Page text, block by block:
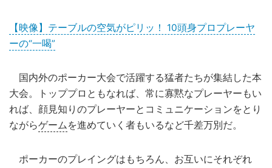
【映像】テーブルの空気がピリッ！ 10頭身プロプレーヤ
ーの“一喝”
国内外のポーカー大会で活躍する猛者たちが集結した本
大会。トッププロともなれば、常に寡黙なプレーヤーもい
れば、顔見知りのプレーヤーとコミュニケーションをとり
ながらゲーム を進めていく者もいるなど千差万別だ。
ポーカーのプレイングはもちろん、お互いにそれぞれ